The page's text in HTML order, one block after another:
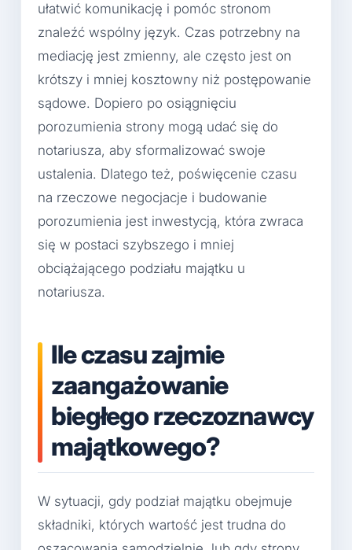
ułatwić komunikację i pomóc stronom
znaleźć wspólny język. Czas potrzebny na
mediację jest zmienny, ale często jest on
krótszy i mniej kosztowny niż postępowanie
sądowe. Dopiero po osiągnięciu
porozumienia strony mogą udać się do
notariusza, aby sformalizować swoje
ustalenia. Dlatego też, poświęcenie czasu
na rzeczowe negocjacje i budowanie
porozumienia jest inwestycją, która zwraca
się w postaci szybszego i mniej
obciążającego podziału majątku u
notariusza.
Ile czasu zajmie
zaangażowanie
biegłego rzeczoznawcy
majątkowego?
W sytuacji, gdy podział majątku obejmuje
składniki, których wartość jest trudna do